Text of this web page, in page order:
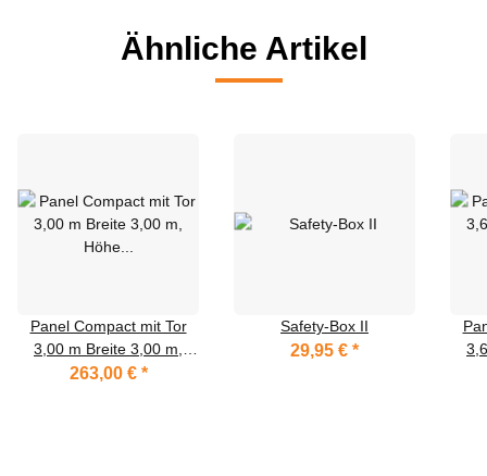
Ähnliche Artikel
Panel Compact mit Tor
3,00 m Breite 3,00 m,
Höhe 2,20 m, vz
263,00 € *
Safety-Box II
29,95 € *